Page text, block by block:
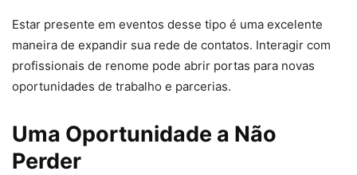
Estar presente em eventos desse tipo é uma excelente
maneira de expandir sua rede de contatos. Interagir com
profissionais de renome pode abrir portas para novas
oportunidades de trabalho e parcerias.
Uma Oportunidade a Não
Perder